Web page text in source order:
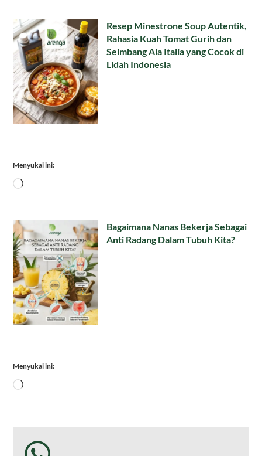
Resep Minestrone Soup Autentik,
Rahasia Kuah Tomat Gurih dan
Seimbang Ala Italia yang Cocok di
Lidah Indonesia
Menyukai ini:
Memuat...
Bagaimana Nanas Bekerja Sebagai
Anti Radang Dalam Tubuh Kita?
Menyukai ini:
Memuat...